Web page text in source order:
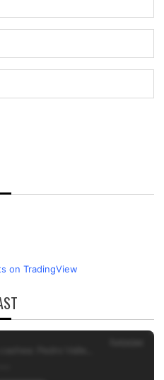
on TradingView